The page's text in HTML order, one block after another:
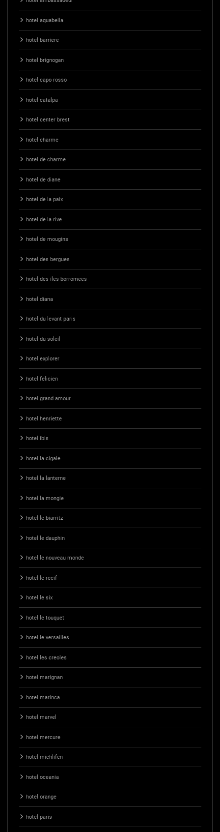
hotel aquabella
hotel barriere
hotel brignogan
hotel capo rosso
hotel catalpa
hotel center brest
hotel charme
hotel de charme
hotel de diane
hotel de la paix
hotel de la rive
hotel de mougins
hotel des bergues
hotel des iles borromees
hotel diana
hotel du levant paris
hotel du soleil
hotel explorer
hotel felicien
hotel grand amour
hotel henriette
hotel ibis
hotel la cigale
hotel la lanterne
hotel la mongie
hotel le biarritz
hotel le dauphin
hotel le nouveau monde
hotel le recif
hotel le six
hotel le touquet
hotel le versailles
hotel les creoles
hotel marignan
hotel marinca
hotel marvel
hotel mercure
hotel michlifen
hotel oceania
hotel orange
hotel paris